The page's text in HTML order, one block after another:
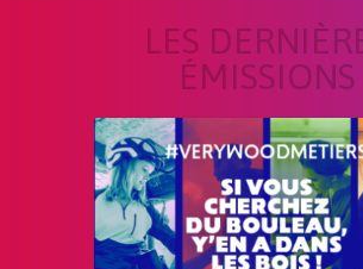
LES
ÉMISSIONS